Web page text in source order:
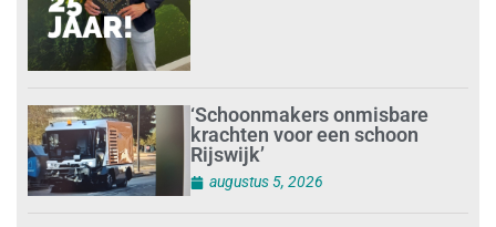
‘Schoonmakers onmisbare
krachten voor een schoon
Rijswijk’
augustus 5, 2026